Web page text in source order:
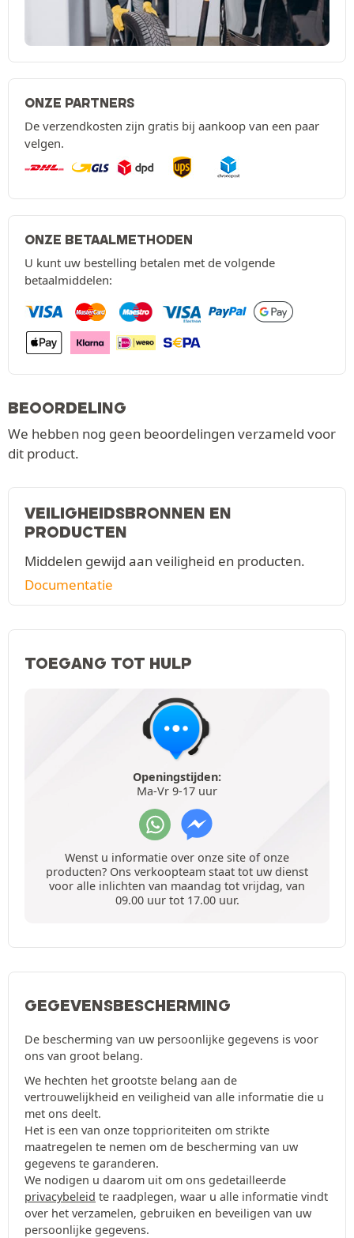
ONZE PARTNERS
De verzendkosten zijn gratis bij aankoop van een paar
velgen.
ONZE BETAALMETHODEN
U kunt uw bestelling betalen met de volgende
betaalmiddelen:
BEOORDELING
We hebben nog geen beoordelingen verzameld voor
dit product.
VEILIGHEIDSBRONNEN EN
PRODUCTEN
Middelen gewijd aan veiligheid en producten.
Documentatie
TOEGANG TOT HULP
Openingstijden:
Ma-Vr 9-17 uur
Wenst u informatie over onze site of onze
producten? Ons verkoopteam staat tot uw dienst
voor alle inlichten van maandag tot vrijdag, van
09.00 uur tot 17.00 uur.
GEGEVENSBESCHERMING
De bescherming van uw persoonlijke gegevens is voor
ons van groot belang.
We hechten het grootste belang aan de
vertrouwelijkheid en veiligheid van alle informatie die u
met ons deelt.
Het is een van onze topprioriteiten om strikte
maatregelen te nemen om de bescherming van uw
gegevens te garanderen.
We nodigen u daarom uit om ons gedetailleerde
privacybeleid te raadplegen, waar u alle informatie vindt
over het verzamelen, gebruiken en beveiligen van uw
persoonlijke gegevens.